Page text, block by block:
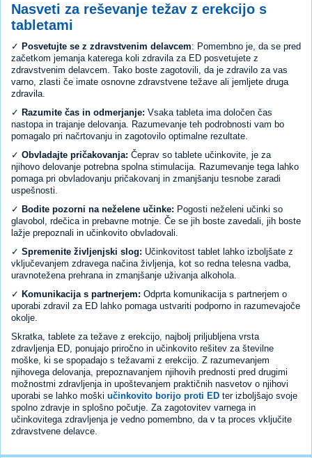
Nasveti za reševanje težav z erekcijo s
tabletami
✓ Posvetujte se z zdravstvenim delavcem: Pomembno je, da se pred
začetkom jemanja katerega koli zdravila za ED posvetujete z
zdravstvenim delavcem. Tako boste zagotovili, da je zdravilo za vas
varno, zlasti če imate osnovne zdravstvene težave ali jemljete druga
zdravila.
✓ Razumite čas in odmerjanje: Vsaka tableta ima določen čas
nastopa in trajanje delovanja. Razumevanje teh podrobnosti vam bo
pomagalo pri načrtovanju in zagotovilo optimalne rezultate.
✓ Obvladajte pričakovanja: Čeprav so tablete učinkovite, je za
njihovo delovanje potrebna spolna stimulacija. Razumevanje tega lahko
pomaga pri obvladovanju pričakovanj in zmanjšanju tesnobe zaradi
uspešnosti.
✓ Bodite pozorni na neželene učinke: Pogosti neželeni učinki so
glavobol, rdečica in prebavne motnje. Če se jih boste zavedali, jih boste
lažje prepoznali in učinkovito obvladovali.
✓ Spremenite življenjski slog: Učinkovitost tablet lahko izboljšate z
vključevanjem zdravega načina življenja, kot so redna telesna vadba,
uravnotežena prehrana in zmanjšanje uživanja alkohola.
✓ Komunikacija s partnerjem: Odprta komunikacija s partnerjem o
uporabi zdravil za ED lahko pomaga ustvariti podporno in razumevajoče
okolje.
Skratka, tablete za težave z erekcijo, najbolj priljubljena vrsta
zdravljenja ED, ponujajo priročno in učinkovito rešitev za številne
moške, ki se spopadajo s težavami z erekcijo. Z razumevanjem
njihovega delovanja, prepoznavanjem njihovih prednosti pred drugimi
možnostmi zdravljenja in upoštevanjem praktičnih nasvetov o njihovi
uporabi se lahko moški učinkovito borijo proti ED ter izboljšajo svoje
spolno zdravje in splošno počutje. Za zagotovitev varnega in
učinkovitega zdravljenja je vedno pomembno, da v ta proces vključite
zdravstvene delavce.